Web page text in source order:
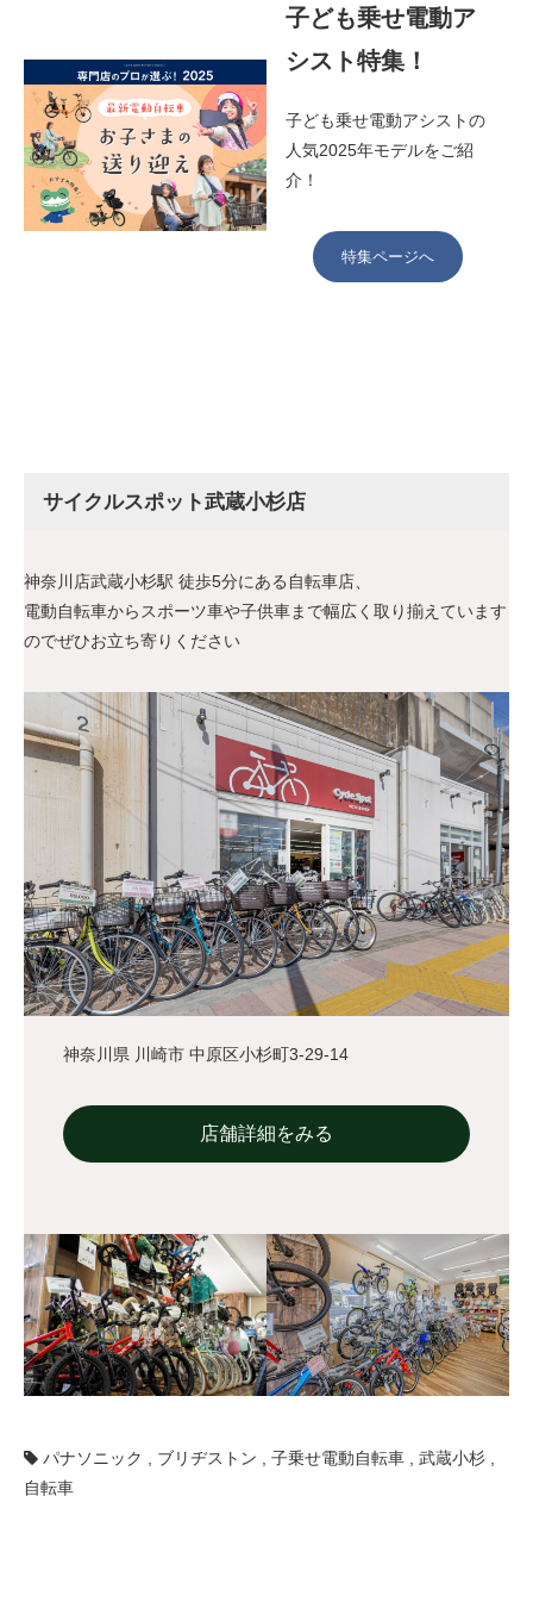
子ども乗せ電動ア
シスト特集！
子ども乗せ電動アシストの
人気2025年モデルをご紹
介！
特集ページへ
サイクルスポット武蔵小杉店
神奈川店武蔵小杉駅 徒歩5分にある自転車店、
電動自転車からスポーツ車や子供車まで幅広く取り揃えています
のでぜひお立ち寄りください
神奈川県 川崎市 中原区小杉町3-29-14
店舗詳細をみる
パナソニック ブリヂストン 子乗せ電動自転車 武蔵小杉
自転車